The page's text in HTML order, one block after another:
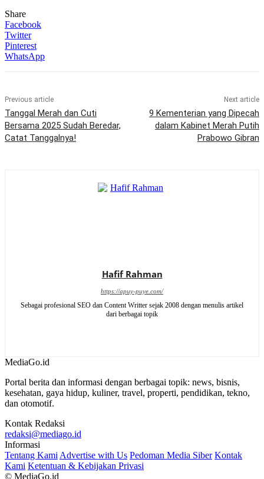
Share
Facebook
Twitter
Pinterest
WhatsApp
Previous article
Tanggal Merah dan Cuti
Bersama 2025 Sudah Beredar,
Catat Tanggalnya!
Next article
9 Kementerian yang Dipecah
dalam Kabinet Merah Putih
Prabowo Gibran
Hafif Rahman
https://apuy-puye.com/
Sebagai profesional SEO dan Content Writter sejak 2008 dengan menulis artikel
dari berbagai topik
MediaGo.id
Portal berita dan informasi dengan berbagai topik: news, bisnis,
kesehatan, gaya hidup, kuliner, travel, properti, pendidikan, tekno,
dan otomotif.
Kontak Redaksi
redaksi@mediago.id
Informasi
Tentang Kami Advertise with Us Pedoman Media Siber Kontak
Kami Ketentuan & Kebijakan Privasi
© MediaGo.id